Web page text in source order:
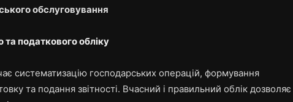
обслуговування
податкового обліку
систематизацію господарських операцій, формування
та подання звітності. Вчасний і правильний облік дозволяє